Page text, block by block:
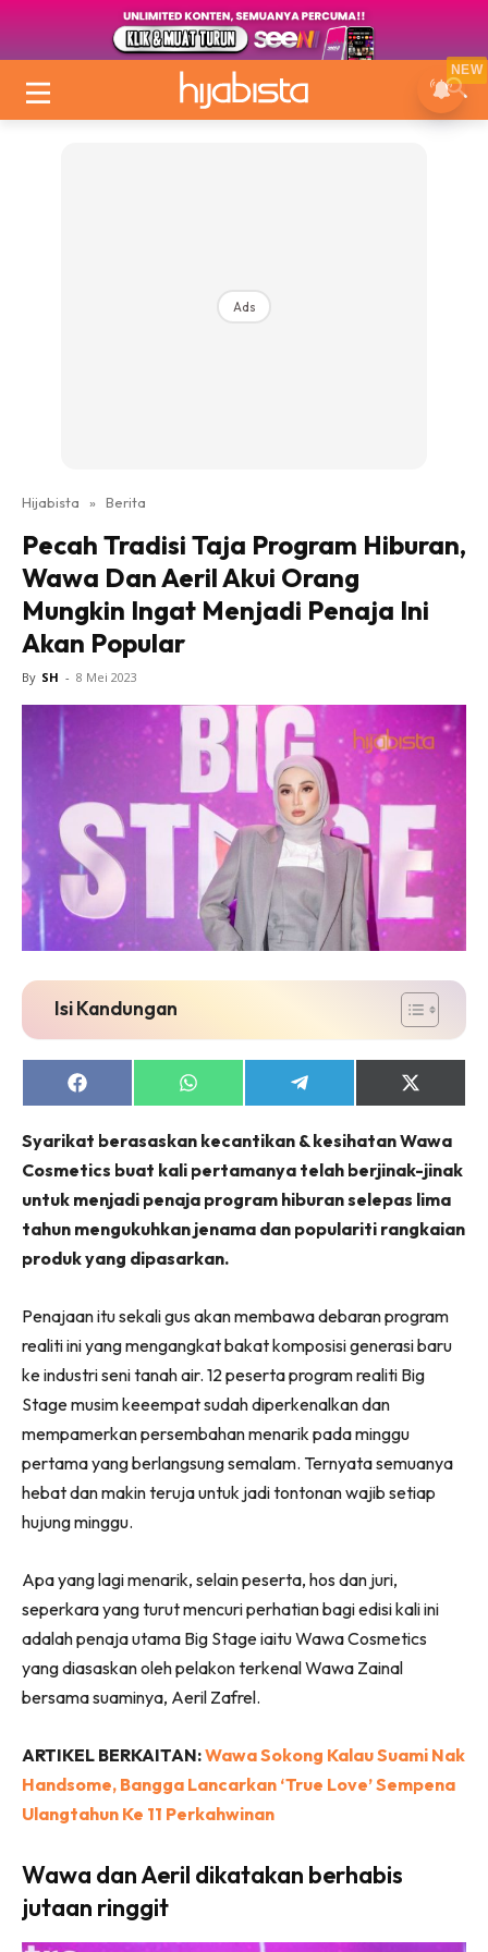
Ads
Hijabista » Berita
Pecah Tradisi Taja Program Hiburan,
Wawa Dan Aeril Akui Orang
Mungkin Ingat Menjadi Penaja Ini
Akan Popular
By SH - 8 Mei 2023
Isi Kandungan
Share
on
Share
on
Share
on
Share
on
(Twitter)
Syarikat berasaskan kecantikan & kesihatan Wawa
Cosmetics buat kali pertamanya telah berjinak-jinak
untuk menjadi penaja program hiburan selepas lima
tahun mengukuhkan jenama dan populariti rangkaian
produk yang dipasarkan.
Penajaan itu sekali gus akan membawa debaran program
realiti ini yang mengangkat bakat komposisi generasi baru
ke industri seni tanah air. 12 peserta program realiti Big
Stage musim keeempat sudah diperkenalkan dan
mempamerkan persembahan menarik pada minggu
pertama yang berlangsung semalam. Ternyata semuanya
hebat dan makin teruja untuk jadi tontonan wajib setiap
hujung minggu.
Apa yang lagi menarik, selain peserta, hos dan juri,
seperkara yang turut mencuri perhatian bagi edisi kali ini
adalah penaja utama Big Stage iaitu Wawa Cosmetics
yang diasaskan oleh pelakon terkenal Wawa Zainal
bersama suaminya, Aeril Zafrel.
ARTIKEL BERKAITAN:Wawa Sokong Kalau Suami Nak
Handsome, Bangga Lancarkan ‘True Love’ Sempena
Ulangtahun Ke 11 Perkahwinan
Wawa dan Aeril dikatakan berhabis
jutaan ringgit
NEW